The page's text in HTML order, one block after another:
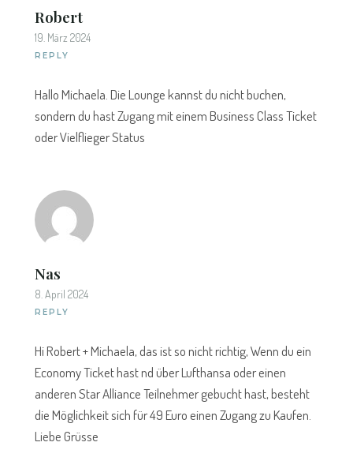
Robert
19. März 2024
REPLY
Hallo Michaela. Die Lounge kannst du nicht buchen,
sondern du hast Zugang mit einem Business Class Ticket
oder Vielflieger Status
Nas
8. April 2024
REPLY
Hi Robert + Michaela, das ist so nicht richtig, Wenn du ein
Economy Ticket hast nd über Lufthansa oder einen
anderen Star Alliance Teilnehmer gebucht hast, besteht
die Möglichkeit sich für 49 Euro einen Zugang zu Kaufen.
Liebe Grüsse